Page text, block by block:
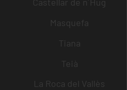
Masquefa
Tiana
Teià
La Roca del Vallès